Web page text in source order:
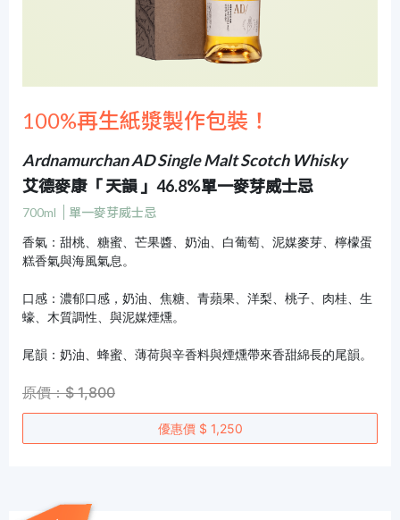
100%再生紙漿製作包裝！
Ardnamurchan AD Single Malt Scotch Whisky
艾德麥康「 天韻 」46.8%單一麥芽威士忌
700ml
單一麥芽威士忌
香氣：甜桃、糖蜜、芒果醬、奶油、白葡萄、泥媒麥芽、檸檬蛋
糕香氣與海風氣息。
口感：濃郁口感，奶油、焦糖、青蘋果、洋梨、桃子、肉桂、生
蠔、木質調性、與泥媒煙燻。
尾韻：奶油、蜂蜜、薄荷與辛香料與煙燻帶來香甜綿長的尾韻。
原價：$ 1,800
優惠價 $ 1,250